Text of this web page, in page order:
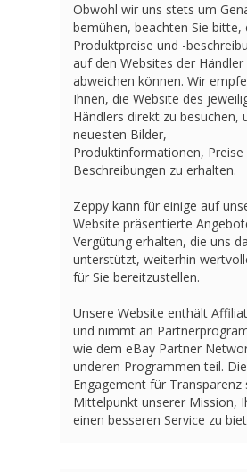
Obwohl wir uns stets um
bemühen, beachten Sie bitte,
Produktpreise und -
auf den Websites der Händler
abweichen können. Wir
Ihnen, die Website des
Händlers direkt zu besuchen,
neuesten Bilder,
Produktinformationen, Preise
Beschreibungen zu erhalten.
Zeppy kann für einige auf
Website präsentierte
Vergütung erhalten, die uns
unterstützt, weiterhin
für Sie bereitzustellen.
Unsere Website enthält
und nimmt an
wie dem eBay Partner
underen Programmen teil.
Engagement für Transparenz
Mittelpunkt unserer Mission,
einen besseren Service zu